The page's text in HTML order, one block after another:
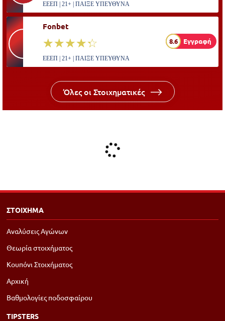
ΕΕΕΠ | 21+ | ΠΑΙΞΕ ΥΠΕΥΘΥΝΑ
Fonbet
☆☆☆☆☆
★★★★★ 8.6 Εγγραφή
ΕΕΕΠ | 21+ | ΠΑΙΞΕ ΥΠΕΥΘΥΝΑ
Όλες οι Στοιχηματικές
ΣΤΟΙΧΗΜΑ
Αναλύσεις Αγώνων
Θεωρία στοιχήματος
Κουπόνι Στοιχήματος
Αρχική
Βαθμολογίες ποδοσφαίρου
TIPSTERS